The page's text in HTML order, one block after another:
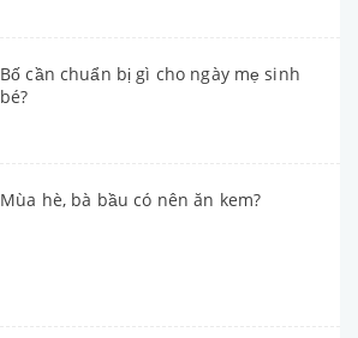
Bố cần chuẩn bị gì cho ngày mẹ sinh
bé?
Mùa hè, bà bầu có nên ăn kem?